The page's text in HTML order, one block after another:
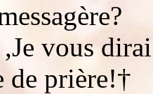
vous
de prière!†